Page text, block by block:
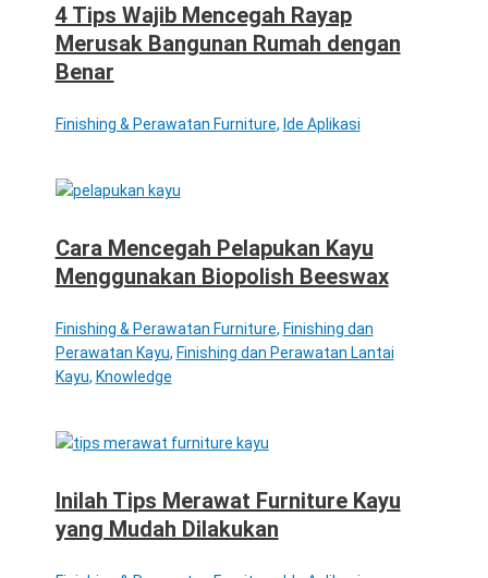
4 Tips Wajib Mencegah Rayap
Merusak Bangunan Rumah dengan
Benar
Finishing & Perawatan Furniture, Ide Aplikasi
Cara Mencegah Pelapukan Kayu
Menggunakan Biopolish Beeswax
Finishing & Perawatan Furniture, Finishing dan
Perawatan Kayu, Finishing dan Perawatan Lantai
Kayu, Knowledge
Inilah Tips Merawat Furniture Kayu
yang Mudah Dilakukan